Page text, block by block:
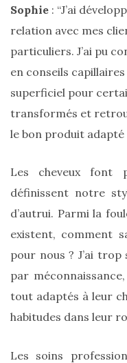
Sophie : “J’ai
relation avec mes
particuliers. J’ai pu
en conseils
superficiel pour
transformés et
le bon produit adapté
Les cheveux font
définissent notre
d’autrui. Parmi la
existent, comment
pour nous ? J’ai
par
tout adaptés à leur
habitudes dans leur
Les soins